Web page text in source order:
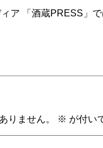
ア 「酒蔵PRESS」
りません。 ※ が付い